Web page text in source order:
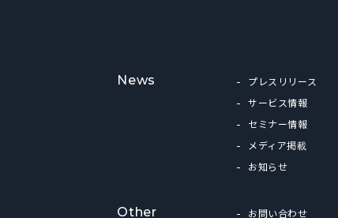
News
プレスリリース
サービス情報
セミナー情報
メディア掲載
お知らせ
Other お問い合わせ